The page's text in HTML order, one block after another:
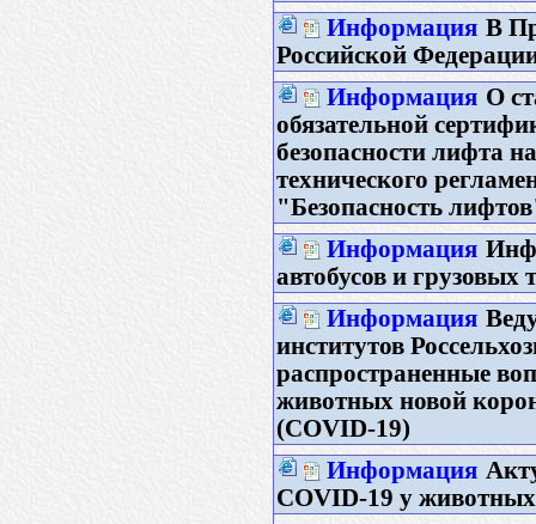
Информация В
Российской
Информация О
обязательной
безопасности лифта
технического
"Безопасность
Информация
автобусов и грузовых
Информация
институтов
распространенные
животных новой
(COVID-19)
Информация
COVID-19 у животных